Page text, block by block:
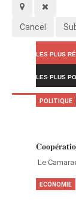
Cancel
LES PLUS
LES PLUS
‎Le
POLITIQUE
ECONOMIE